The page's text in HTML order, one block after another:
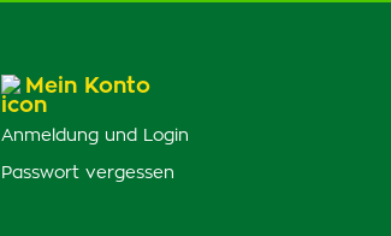
Mein Konto
Anmeldung und Login
Passwort vergessen